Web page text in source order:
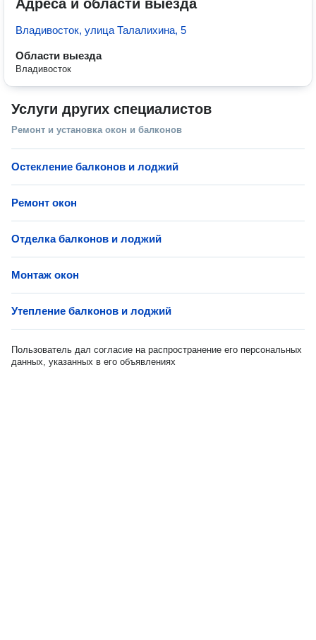
Адреса и области выезда
Владивосток, улица Талалихина, 5
Области выезда
Владивосток
Услуги других специалистов
Ремонт и установка окон и балконов
Остекление балконов и лоджий
Ремонт окон
Отделка балконов и лоджий
Монтаж окон
Утепление балконов и лоджий
Пользователь дал согласие на распространение его персональных
данных, указанных в его объявлениях